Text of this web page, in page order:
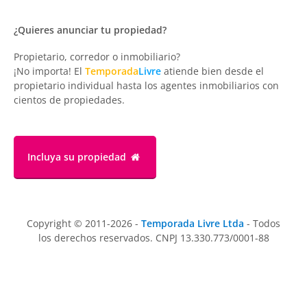
¿Quieres anunciar tu propiedad?
Propietario, corredor o inmobiliario?
¡No importa! El TemporadaLivre atiende bien desde el
propietario individual hasta los agentes inmobiliarios con
cientos de propiedades.
Incluya su propiedad
Copyright © 2011-2026 - Temporada Livre Ltda - Todos
los derechos reservados. CNPJ 13.330.773/0001-88